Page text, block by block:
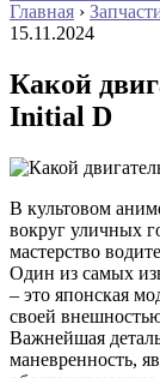
Главная ›
15.11.2024
Какой
Initial D
В культовом
вокруг уличных
мастерство
Один из самых
– это японская
своей
Важнейшая
маневренность,